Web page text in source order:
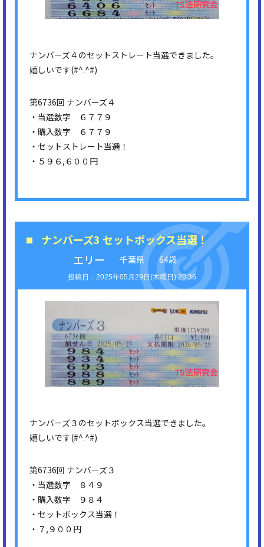
ナンバーズ４のセットストレート当選できました。
嬉しいです(#^.^#)
第6736回 ナンバーズ４
・当選数字 ６７７９
・購入数字 ６７７９
・セットストレート当選！
・５９６,６００円
ナンバーズ3 セットボックス当選！
エリー
千葉県 64歳
2025年05月29日(木曜日) 20:36
ナンバーズ３のセットボックス当選できました。
嬉しいです(#^.^#)
第6736回 ナンバーズ３
・当選数字 ８４９
・購入数字 ９８４
・セットボックス当選！
・７,９００円